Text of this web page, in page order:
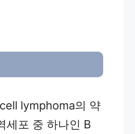
lymphoma의 약
세포 중 하나인 B